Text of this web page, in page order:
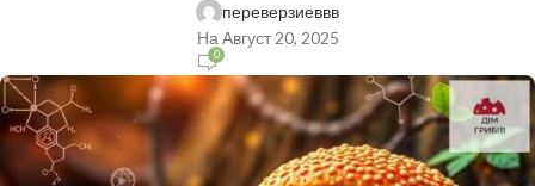
переверзиеввв
На Август 20, 2025
0